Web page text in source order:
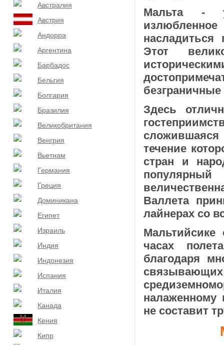
Австралия
Австрия
Андорра
Аргентина
Барбадос
Бельгия
Болгария
Бразилия
Великобритания
Венгрия
Вьетнам
Германия
Греция
Доминикана
Египет
Израиль
Индия
Индонезия
Испания
Италия
Канада
Кения
Кипр
Мальта -
Этот
Здесь
течение
стран и
Валлета
лайнерах со
Мальтийсике
часах
благодаря
налаженному
не составит